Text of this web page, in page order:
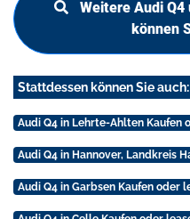
Weitere Audi Q4
können
Stattdessen können Sie auch:
Audi Q4 in Lehrte-Ahlten Kaufen
Audi Q4 in Hannover, Landkreis
Audi Q4 in Garbsen Kaufen oder